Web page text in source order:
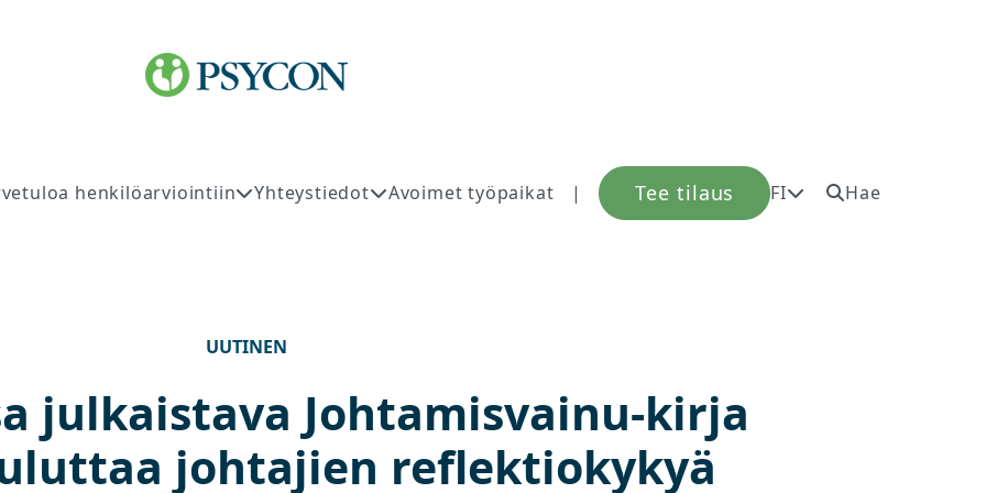
henkilöarviointiin Yhteystiedot Avoimet työpaikat | Tee tilaus FI Hae
UUTINEN
julkaistava Johtamisvainu-kirja
johtajien reflektiokykyä